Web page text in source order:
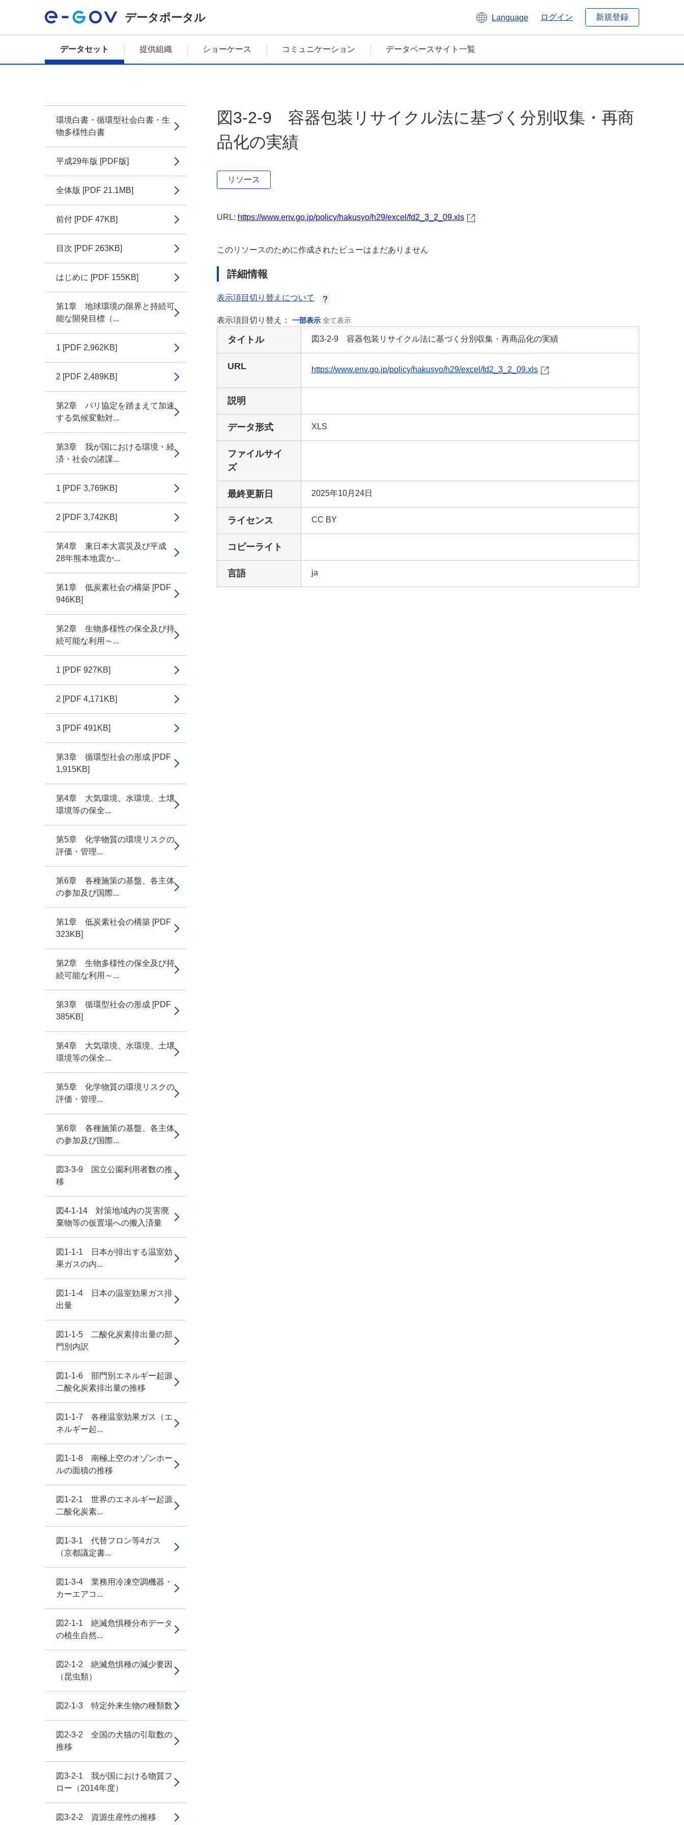
データポータル Language ログイン 新規登録
データセット 提供組織 ショーケース コミュニケーション データベースサイト一覧
環境白書・循環型社会白書・生
物多様性白書
平成29年版 [PDF版]
全体版 [PDF 21.1MB]
前付 [PDF 47KB]
目次 [PDF 263KB]
はじめに [PDF 155KB]
第1章 地球環境の限界と持続可
能な開発目標（...
1 [PDF 2,962KB]
2 [PDF 2,489KB]
第2章 パリ協定を踏まえて加速
する気候変動対...
第3章 我が国における環境・経
済・社会の諸課...
1 [PDF 3,769KB]
2 [PDF 3,742KB]
第4章 東日本大震災及び平成
28年熊本地震か...
第1章 低炭素社会の構築 [PDF
946KB]
第2章 生物多様性の保全及び持
続可能な利用～...
1 [PDF 927KB]
2 [PDF 4,171KB]
3 [PDF 491KB]
第3章 循環型社会の形成 [PDF
1,915KB]
第4章 大気環境、水環境、土壌
環境等の保全...
第5章 化学物質の環境リスクの
評価・管理...
第6章 各種施策の基盤、各主体
の参加及び国際...
第1章 低炭素社会の構築 [PDF
323KB]
第2章 生物多様性の保全及び持
続可能な利用～...
第3章 循環型社会の形成 [PDF
385KB]
第4章 大気環境、水環境、土壌
環境等の保全...
第5章 化学物質の環境リスクの
評価・管理...
第6章 各種施策の基盤、各主体
の参加及び国際...
図3-3-9 国立公園利用者数の推
移
図4-1-14 対策地域内の災害廃
棄物等の仮置場への搬入済量
図1-1-1 日本が排出する温室効
果ガスの内...
図1-1-4 日本の温室効果ガス排
出量
図1-1-5 二酸化炭素排出量の部
門別内訳
図1-1-6 部門別エネルギー起源
二酸化炭素排出量の推移
図1-1-7 各種温室効果ガス（エ
ネルギー起...
図1-1-8 南極上空のオゾンホー
ルの面積の推移
図1-2-1 世界のエネルギー起源
二酸化炭素...
図1-3-1 代替フロン等4ガス
（京都議定書...
図1-3-4 業務用冷凍空調機器・
カーエアコ...
図2-1-1 絶滅危惧種分布データ
の植生自然...
図2-1-2 絶滅危惧種の減少要因
（昆虫類）
図2-1-3 特定外来生物の種類数
図2-3-2 全国の犬猫の引取数の
推移
図3-2-1 我が国における物質フ
ロー（2014年度）
図3-2-2 資源生産性の推移
図3-2-9 容器包装リサイクル法に基づく分別収集・再商
品化の実績
リソース
URL: https://www.env.go.jp/policy/hakusyo/h29/excel/fd2_3_2_09.xls
このリソースのために作成されたビューはまだありません
詳細情報
表示項目切り替えについて
表示項目切り替え： 一部表示 全て表示
タイトル 図3-2-9 容器包装リサイクル法に基づく分別収集・再商品化の実績
URL https://www.env.go.jp/policy/hakusyo/h29/excel/fd2_3_2_09.xls
説明
データ形式 XLS
ファイルサイ
ズ
最終更新日 2025年10月24日
ライセンス CC BY
コピーライト
言語 ja